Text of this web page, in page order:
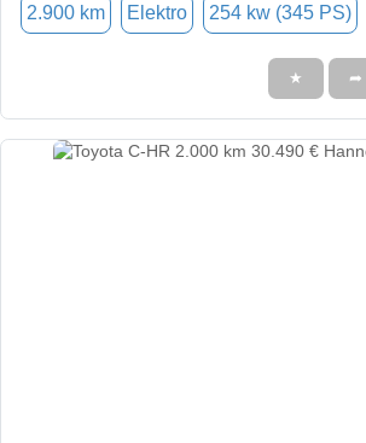
2.900 km Elektro 254 kw (345 PS)
★ ➦